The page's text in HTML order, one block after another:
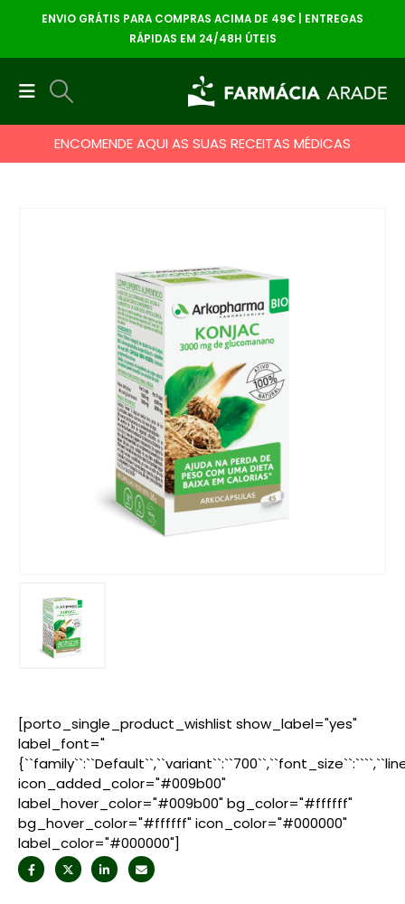
ENVIO GRÁTIS PARA COMPRAS ACIMA DE 49€ | ENTREGAS
RÁPIDAS EM 24/48H ÚTEIS
ENCOMENDE AQUI AS SUAS RECEITAS MÉDICAS
[porto_single_product_wishlist show_label="yes"
label_font="
icon_added_color="#009b00"
label_hover_color="#009b00" bg_color="#ffffff"
bg_hover_color="#ffffff" icon_color="#000000"
label_color="#000000"]